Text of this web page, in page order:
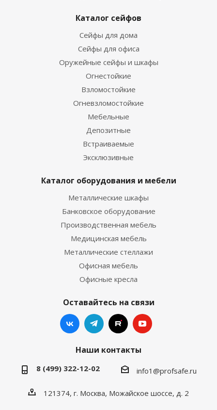
Каталог сейфов
Сейфы для дома
Сейфы для офиса
Оружейные сейфы и шкафы
Огнестойкие
Взломостойкие
Огневзломостойкие
Мебельные
Депозитные
Встраиваемые
Эксклюзивные
Каталог оборудования и мебели
Металлические шкафы
Банковское оборудование
Производственная мебель
Медицинская мебель
Металлические стеллажи
Офисная мебель
Офисные кресла
Оставайтесь на связи
Наши контакты
8 (499) 322-12-02 info1@profsafe.ru
121374, г. Москва, Можайское шоссе, д. 2